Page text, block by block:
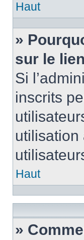
Haut
»
sur le
Si
inscrits
utilisation
Haut
»